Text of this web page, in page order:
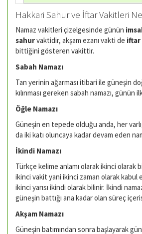
Hakkari Sahur ve İftar Vakitleri
Namaz vakitleri çizelgesinde günün
sahurvaktidir, akşam ezanı vakti de iftar
bittiğini gösteren vakittir.
Sabah Namazı
Tan yerinin ağarması itibari ile güneşin
kılınması gereken sabah namazı, günün
Öğle Namazı
Güneşin en tepede olduğu anda, her
da iki katı oluncaya kadar devam eden
İkindi Namazı
Türkçe kelime anlamı olarak ikinci olarak
ikinci vakit yani ikinci zaman olarak kabul
ikinci yarısı ikindi olarak bilinir. İkindi
güneşin battığı ana kadar olan süreç
Akşam Namazı
Güneşin batımından sonra başlayarak